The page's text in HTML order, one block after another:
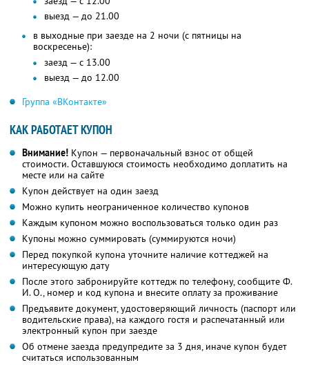
выезд — до 21.00
в выходные при заезде на 2 ночи (с пятницы на
воскресенье):
заезд — с 13.00
выезд — до 12.00
Группа «ВКонтакте»
КАК РАБОТАЕТ КУПОН
Внимание! Купон — первоначальный взнос от общей
стоимости. Оставшуюся стоимость необходимо доплатить на
месте или на сайте
Купон действует на один заезд
Можно купить неограниченное количество купонов
Каждым купоном можно воспользоваться только один раз
Купоны можно суммировать (суммируются ночи)
Перед покупкой купона уточните наличие коттеджей на
интересующую дату
После этого забронируйте коттедж по телефону, сообщите Ф.
И. О., номер и код купона и внесите оплату за проживание
Предъявите документ, удостоверяющий личность (паспорт или
водительские права), на каждого гостя и распечатанный или
электронный купон при заезде
Об отмене заезда предупредите за 3 дня, иначе купон будет
считаться использованным